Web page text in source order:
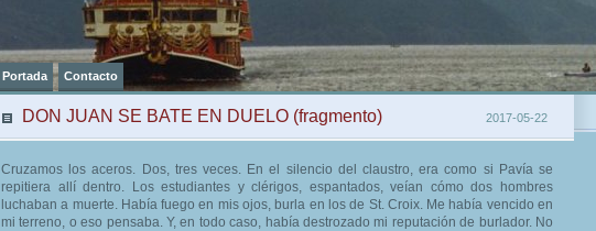
Portada Contacto
2017-05-22
DON JUAN SE BATE EN DUELO (fragmento)
Cruzamos los aceros. Dos, tres veces. En el silencio del claustro, era como si Pavía se
repitiera allí dentro. Los estudiantes y clérigos, espantados, veían cómo dos hombres
luchaban a muerte. Había fuego en mis ojos, burla en los de St. Croix. Me había vencido en
mi terreno, o eso pensaba. Y, en todo caso, había destrozado mi reputación de burlador. No